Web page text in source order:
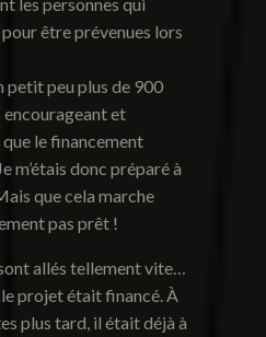
être prévenues lors
petit peu plus de 900
et
le financement
m’étais donc préparé à
que cela marche
pas prêt !
allés tellement vite…
projet était financé. À
plus tard, il était déjà à